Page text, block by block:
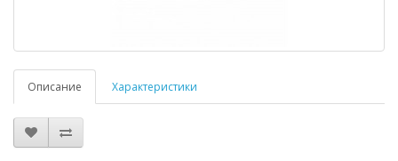
Описание Характеристики